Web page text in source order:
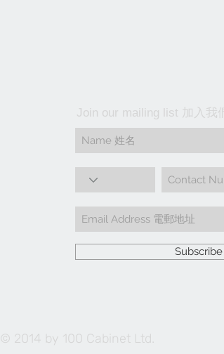
Join our mailing list 加入我
© 2014 by 100 Cabinet Ltd.